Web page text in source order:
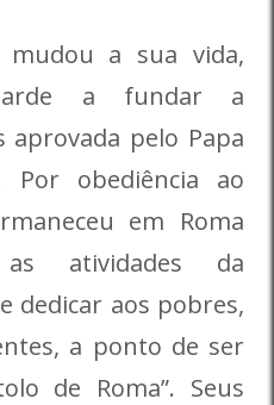
a sua vida,
a fundar a
aprovada pelo Papa
Por obediência ao
em Roma
atividades da
dedicar aos pobres,
a ponto de ser
de Roma”. Seus